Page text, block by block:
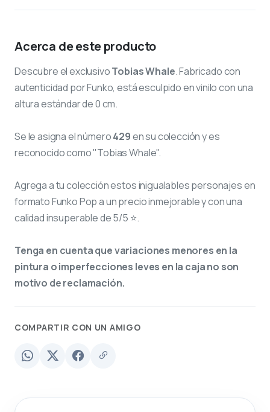
Acerca de este producto
Descubre el exclusivoTobias Whale. Fabricado con
autenticidad por Funko, está esculpido en vinilo con una
altura estándar de 0 cm.
Se le asigna el número429en su colección y es
reconocido como "Tobias Whale".
Agrega a tu colección estos inigualables personajes en
formato Funko Pop a un precio inmejorable y con una
calidad insuperable de 5/5 ⭐.
Tenga en cuenta que variaciones menores en la
pintura o imperfecciones leves en la caja no son
motivo de reclamación.
COMPARTIR CON UN AMIGO